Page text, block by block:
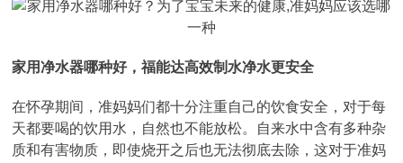
家用净水器哪种好，福能达高效制水净水更安全
在怀孕期间，准妈妈们都十分注重自己的饮食安全，对于每
天都要喝的饮用水，自然也不能放松。自来水中含有多种杂
质和有害物质，即使烧开之后也无法彻底去除，这对于准妈